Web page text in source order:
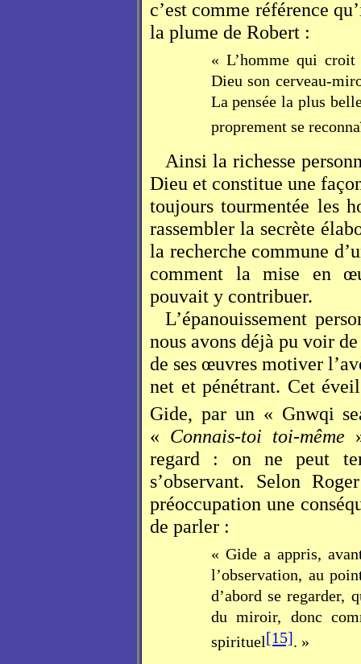
c’est comme référence
la plume de Robert :
« L’homme qui
Dieu son cerveau-
La pensée la plus
proprement se
Ainsi la richesse
Dieu et constitue une
toujours tourmentée les
rassembler la secrète
la recherche commune
comment la mise en
pouvait y contribuer.
L’épanouissement
nous avons déjà pu voir
de ses œuvres motiver
net et pénétrant. Cet
Gide, par un « Gnwqi se
« Connais-toi toi-même
regard : on ne peut
s’observant. Selon
préoccupation une
de parler :
« Gide a appris,
l’observation, au
d’abord se regarder,
du miroir, donc
spirituel[15]. »